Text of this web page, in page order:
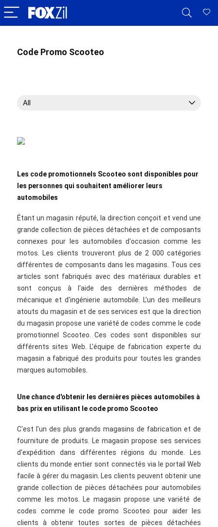
Code Promo Scooteo
All
Les code promotionnels Scooteo sont disponibles pour
les personnes qui souhaitent améliorer leurs
automobiles
Étant un magasin réputé, la direction conçoit et vend une
grande collection de pièces détachées et de composants
connexes pour les automobiles d'occasion comme les
motos. Les clients trouveront plus de 2 000 catégories
différentes de composants dans les magasins. Tous ces
articles sont fabriqués avec des matériaux durables et
sont conçus à l'aide des dernières méthodes de
mécanique et d'ingénierie automobile. L'un des meilleurs
atouts du magasin et de ses services est que la direction
du magasin propose une variété de codes comme le code
promotionnel Scooteo. Ces codes sont disponibles sur
différents sites Web. L'équipe de fabrication experte du
magasin a fabriqué des produits pour toutes les grandes
marques automobiles.
Une chance d'obtenir les dernières pièces automobiles à
bas prix en utilisant le code promo Scooteo
C'est l'un des plus grands magasins de fabrication et de
fourniture de produits. Le magasin propose ses services
d'expédition dans différentes régions du monde. Les
clients du monde entier sont connectés via le portail Web
facile à gérer du magasin. Les clients peuvent obtenir une
grande collection de pièces détachées pour automobiles
comme les motos. Le magasin propose une variété de
codes comme le code promo Scooteo pour aider les
clients à obtenir toutes sortes de pièces détachées